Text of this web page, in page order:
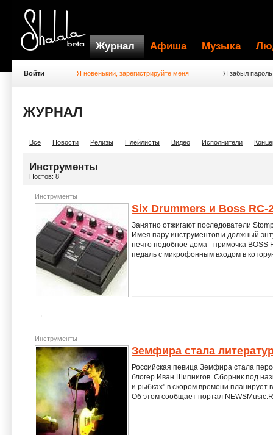
Журнал Афиша Музыка
Войти Я новенький, зарегистрируйте меня Я забыл пароль
ЖУРНАЛ
Все Новости Релизы Плейлисты Видео Исполнители
Инструменты
Постов: 8
Инструменты
Six Drummers и Boss RC-
Занятно отжигают последователи
Имея пару инструментов и должный
нечто подобное дома - примочка
педаль с микрофонным входом в
Инструменты
Земфира стала
Российская певица Земфира стала
блогер Иван Шипнигов. Сборник под
и рыбках" в скором времени планирует
Об этом сообщает портал